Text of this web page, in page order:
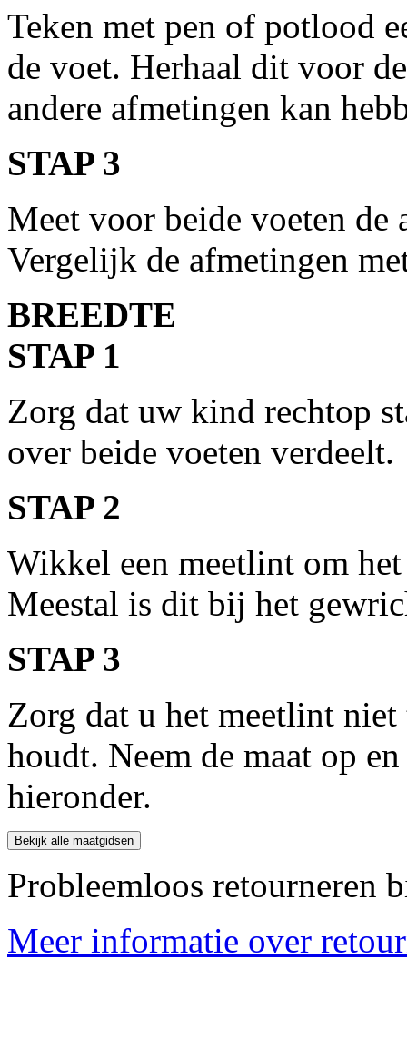
Teken met pen of potlood
de voet. Herhaal dit voor
andere afmetingen kan
STAP 3
Meet voor beide voeten de
Vergelijk de afmetingen
BREEDTE
STAP 1
Zorg dat uw kind rechtop
over beide voeten verdeelt.
STAP 2
Wikkel een meetlint om
Meestal is dit bij het
STAP 3
Zorg dat u het meetlint
houdt. Neem de maat op
hieronder.
Bekijk alle maatgidsen
Probleemloos retourneren
Meer informatie over